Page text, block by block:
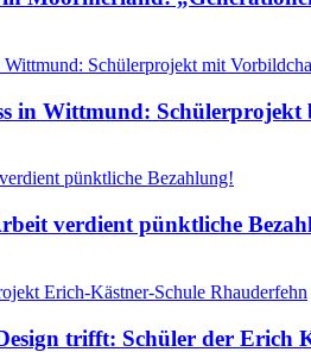
in Wittmund:
verdient pünktliche
trifft: Schüler der Erich